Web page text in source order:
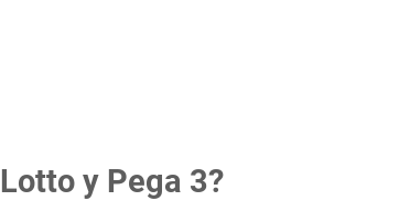
y Pega 3?